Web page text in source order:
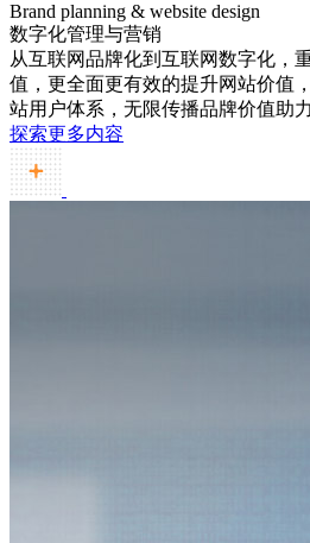
Brand planning & website design
数字化管理与营销
从互联网品牌化到互联网数字化，
值，更全面更有效的提升网站价值
站用户体系，无限传播品牌价值助
探索更多内容